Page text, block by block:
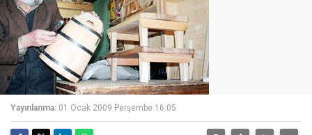
Yayınlanma: 01 Ocak 2009 Perşembe 16:05